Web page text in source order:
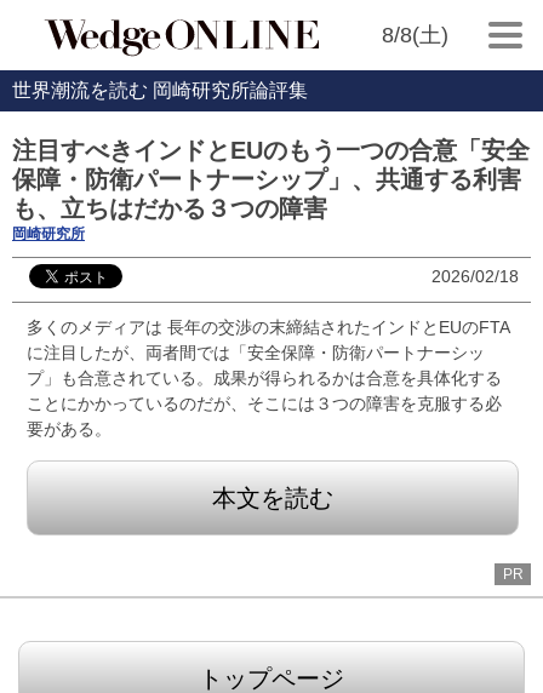
8/8(土)
世界潮流を読む 岡崎研究所論評集
注目すべきインドとEUのもう一つの合意「安全
保障・防衛パートナーシップ」、共通する利害
も、立ちはだかる３つの障害
岡崎研究所
2026/02/18
多くのメディアは 長年の交渉の末締結されたインドとEUのFTA
に注目したが、両者間では「安全保障・防衛パートナーシッ
プ」も合意されている。成果が得られるかは合意を具体化する
ことにかかっているのだが、そこには３つの障害を克服する必
要がある。
本文を読む
PR
トップページ